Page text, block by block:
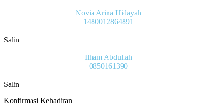
Novia Arina Hidayah
1480012864891
Salin
Ilham Abdullah
0850161390
Salin
Konfirmasi Kehadiran